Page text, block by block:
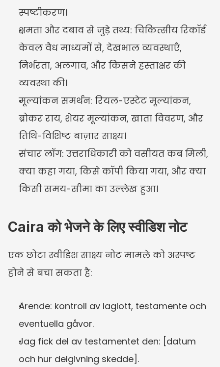
स्पष्टीकरण।
क्षमता और दबाव से जुड़े तथ्य: चिकित्सीय रिकॉर्ड
केवल वैध माध्यमों से, देखभाल व्यवस्थाएँ,
निर्भरता, अलगाव, और किसने हस्ताक्षर की
व्यवस्था की।
मूल्यांकन समर्थन: रियल-एस्टेट मूल्यांकन,
ब्रोकर राय, शेयर मूल्यांकन, खाता विवरण, और
तिथि-विशिष्ट बाज़ार साक्ष्य।
संचार लॉग: उत्तराधिकारी को वसीयत कब मिली,
क्या कहा गया, किसे कॉपी किया गया, और क्या
किसी समय-सीमा का उल्लेख हुआ।
Caira को भेजने के लिए स्वीडिश नोट
एक छोटा स्वीडिश साक्ष्य नोट मामले को अस्पष्ट
होने से बचा सकता है:
Ärende: kontroll av laglott, testamente och
eventuella gåvor.
Jag fick del av testamentet den: [datum
och hur delgivning skedde].